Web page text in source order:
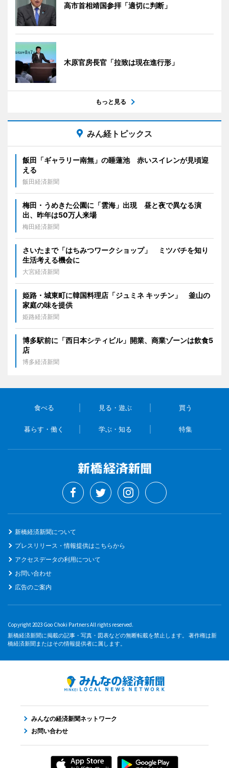
高市首相靖国参拝「適切に判断」
木原官房長官「拉致は現在進行形」
もっと見る
みん経トピックス
飯田「ギャラリー南無」の睡蓮池 赤いスイレンが見頃迎
える
飯田経済新聞
梅田・うめきた公園に「雲海」出現 昼と夜で異なる演
出、昨年は50万人来場
梅田経済新聞
さいたまで「はちみつワークショップ」 ミツバチを知り
生活考える機会に
大宮経済新聞
姫路・城東町に韓国料理店「ジュミネ キッチン」 釜山の
家庭の味を提供
姫路経済新聞
博多駅前に「西日本シティビル」開業、商業ゾーンは飲食5
店
博多経済新聞
食べる 見る・遊ぶ 買う
暮らす・働く 学ぶ・知る 特集
新橋経済新聞について
プレスリリース・情報提供はこちらから
アクセスデータの利用について
お問い合わせ
広告のご案内
Copyright 2023 Goo Choki Partners All rights reserved.
新橋経済新聞に掲載の記事・写真・図表などの無断転載を禁止します。 著作権は新
橋経済新聞またはその情報提供者に属します。
みんなの経済新聞ネットワーク
お問い合わせ